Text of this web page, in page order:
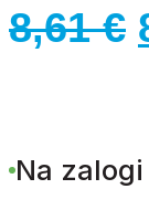
8,61€
Na zalogi